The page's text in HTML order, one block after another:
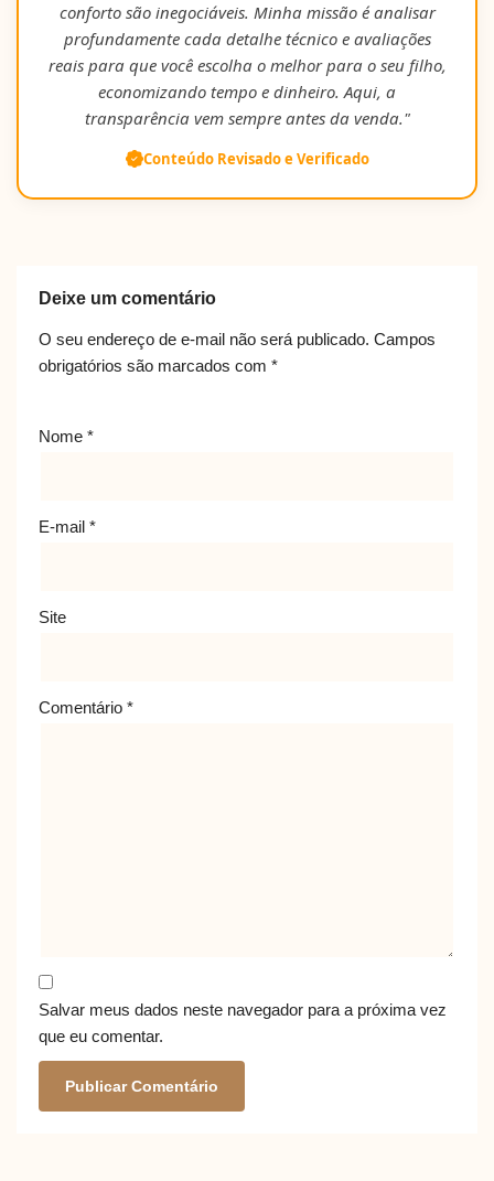
conforto são inegociáveis. Minha missão é analisar
profundamente cada detalhe técnico e avaliações
reais para que você escolha o melhor para o seu filho,
economizando tempo e dinheiro. Aqui, a
transparência vem sempre antes da venda."
Conteúdo Revisado e Verificado
Deixe um comentário
O seu endereço de e-mail não será publicado. Campos
obrigatórios são marcados com *
Nome *
E-mail *
Site
Comentário *
Salvar meus dados neste navegador para a próxima vez
que eu comentar.